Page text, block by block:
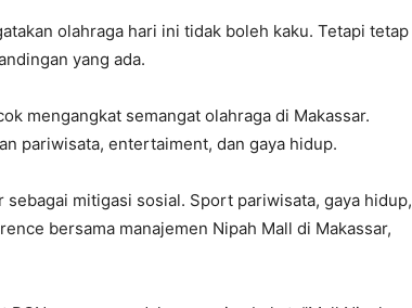
olahraga hari ini tidak boleh kaku. Tetapi tetap
yang ada.
mengangkat semangat olahraga di Makassar.
pariwisata, entertaiment, dan gaya hidup.
mitigasi sosial. Sport pariwisata, gaya hidup,
bersama manajemen Nipah Mall di Makassar,